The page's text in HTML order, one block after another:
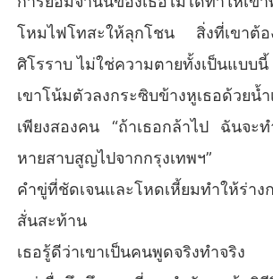
โหมไฟโทสะให้ลุกโชน สิ่งที่เขาต้อ
ศิโรราบ ไม่ใช่ความตายทั้งเป็นแบบนี้
เขาโน้มตัวลงกระซิบข้างหูเธอด้วยน้
เพียงสองคน “ถ้าเธอกล้าไป ฉันจะ
หายสาบสูญไปจากกรุงเทพฯ”
คำขู่ที่ชัดเจนและโหดเหี้ยมทำให้ร่าง
สั่นสะท้าน
เธอรู้ดีว่าเขาเป็นคนพูดจริงทำจริง